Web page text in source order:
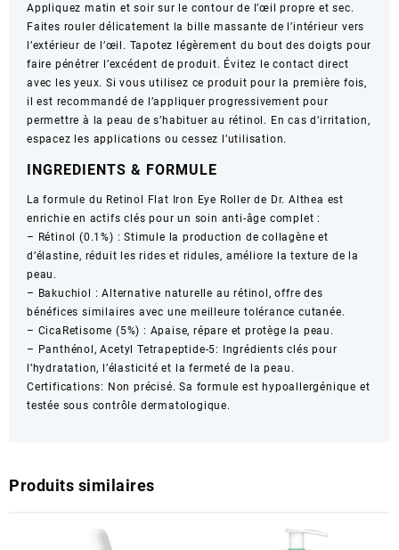
Appliquez matin et soir sur le contour de l’œil propre et sec.
Faites rouler délicatement la bille massante de l’intérieur vers
l’extérieur de l’œil. Tapotez légèrement du bout des doigts pour
faire pénétrer l’excédent de produit. Évitez le contact direct
avec les yeux. Si vous utilisez ce produit pour la première fois,
il est recommandé de l’appliquer progressivement pour
permettre à la peau de s’habituer au rétinol. En cas d’irritation,
espacez les applications ou cessez l’utilisation.
INGREDIENTS & FORMULE
La formule du Retinol Flat Iron Eye Roller de Dr. Althea est
enrichie en actifs clés pour un soin anti-âge complet :
– Rétinol (0.1%) : Stimule la production de collagène et
d’élastine, réduit les rides et ridules, améliore la texture de la
peau.
– Bakuchiol : Alternative naturelle au rétinol, offre des
bénéfices similaires avec une meilleure tolérance cutanée.
– CicaRetisome (5%) : Apaise, répare et protège la peau.
– Panthénol, Acetyl Tetrapeptide-5: Ingrédients clés pour
l’hydratation, l’élasticité et la fermeté de la peau.
Certifications: Non précisé. Sa formule est hypoallergénique et
testée sous contrôle dermatologique.
Produits similaires